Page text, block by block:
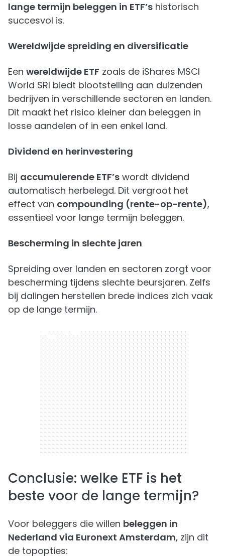
lange termijn beleggen in ETF’s historisch
succesvol is.
Wereldwijde spreiding en diversificatie
Een wereldwijde ETF zoals de iShares MSCI
World SRI biedt blootstelling aan duizenden
bedrijven in verschillende sectoren en landen.
Dit maakt het risico kleiner dan beleggen in
losse aandelen of in een enkel land.
Dividend en herinvestering
Bij accumulerende ETF’s wordt dividend
automatisch herbelegd. Dit vergroot het
effect van compounding (rente-op-rente),
essentieel voor lange termijn beleggen.
Bescherming in slechte jaren
Spreiding over landen en sectoren zorgt voor
bescherming tijdens slechte beursjaren. Zelfs
bij dalingen herstellen brede indices zich vaak
op de lange termijn.
300 x 250
Conclusie: welke ETF is het
beste voor de lange termijn?
Voor beleggers die willen beleggen in
Nederland via Euronext Amsterdam, zijn dit
de topopties: